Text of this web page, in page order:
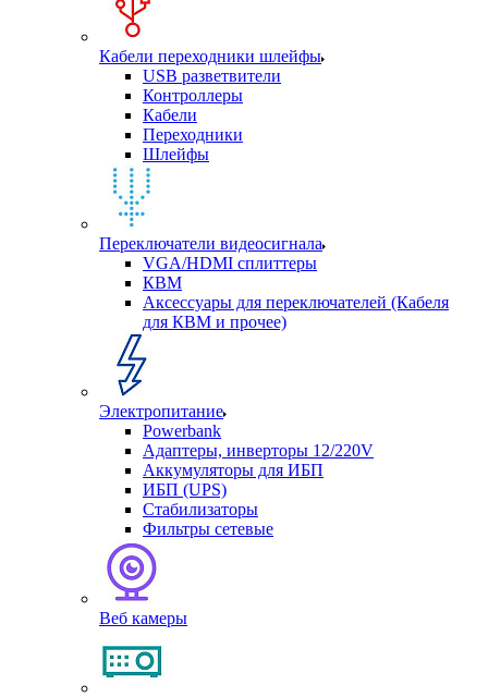
Кабели переходники шлейфы
USB разветвители
Контроллеры
Кабели
Переходники
Шлейфы
Переключатели видеосигнала
VGA/HDMI сплиттеры
КВМ
Аксессуары для переключателей (Кабеля
для КВМ и прочее)
Электропитание
Powerbank
Адаптеры, инверторы 12/220V
Аккумуляторы для ИБП
ИБП (UPS)
Стабилизаторы
Фильтры сетевые
Веб камеры